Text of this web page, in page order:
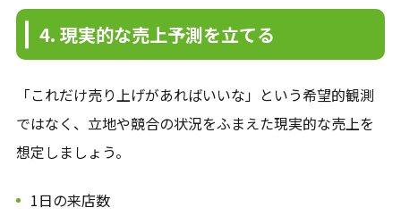
4. 現実的な売上予測を立てる
「これだけ売り上げがあればいいな」という希望的観測
ではなく、立地や競合の状況をふまえた現実的な売上を
想定しましょう。
1日の来店数